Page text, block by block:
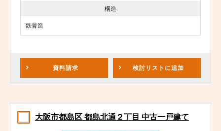
構造
鉄骨造
資料請求 検討リスト に追加
大阪市都島区 都島北通２丁目 中古一戸建て